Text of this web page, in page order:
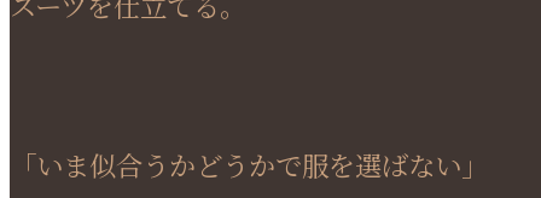
「いま似合うかどうかで服を選ばない」